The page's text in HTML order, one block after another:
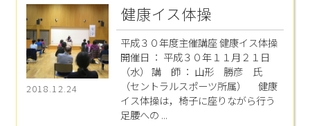
2018.12.24
健康イス体操
平成３０年度主催講座 健康イス体操
開催日 ： 平成３０年１１月２１日
（水） 講 師 ： 山形 勝彦 氏
（セントラルスポーツ所属） 健康
イス体操は，椅子に座りながら行う
足腰への ...